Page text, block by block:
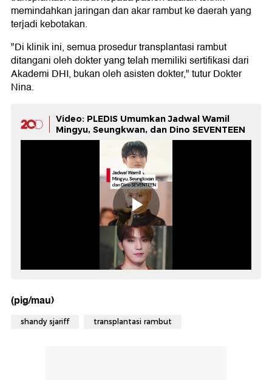
memindahkan jaringan dan akar rambut ke daerah yang
terjadi kebotakan.
"Di klinik ini, semua prosedur transplantasi rambut
ditangani oleh dokter yang telah memiliki sertifikasi dari
Akademi DHI, bukan oleh asisten dokter," tutur Dokter
Nina.
Video: PLEDIS Umumkan Jadwal Wamil
Mingyu, Seungkwan, dan Dino SEVENTEEN
(pig/mau)
shandy sjariff transplantasi rambut